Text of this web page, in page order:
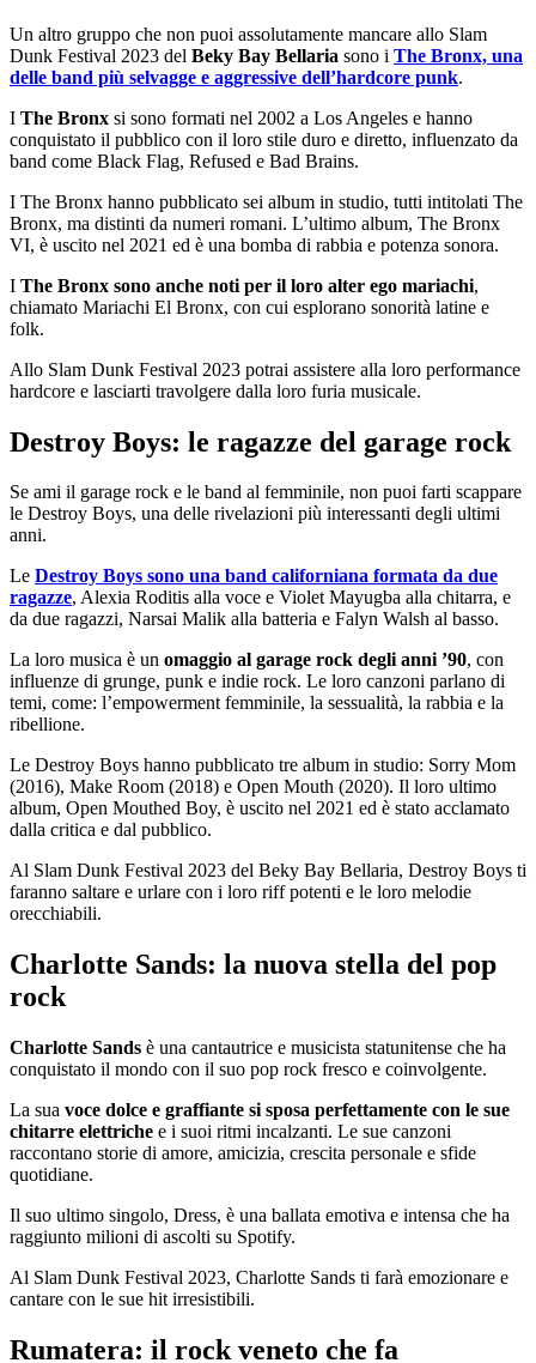
Un altro gruppo che non puoi assolutamente mancare allo Slam
Dunk Festival 2023 del Beky Bay Bellaria sono i The Bronx, una
delle band più selvagge e aggressive dell’hardcore punk.
I The Bronx si sono formati nel 2002 a Los Angeles e hanno
conquistato il pubblico con il loro stile duro e diretto, influenzato da
band come Black Flag, Refused e Bad Brains.
I The Bronx hanno pubblicato sei album in studio, tutti intitolati The
Bronx, ma distinti da numeri romani. L’ultimo album, The Bronx
VI, è uscito nel 2021 ed è una bomba di rabbia e potenza sonora.
I The Bronx sono anche noti per il loro alter ego mariachi,
chiamato Mariachi El Bronx, con cui esplorano sonorità latine e
folk.
Allo Slam Dunk Festival 2023 potrai assistere alla loro performance
hardcore e lasciarti travolgere dalla loro furia musicale.
Destroy Boys: le ragazze del garage rock
Se ami il garage rock e le band al femminile, non puoi farti scappare
le Destroy Boys, una delle rivelazioni più interessanti degli ultimi
anni.
Le Destroy Boys sono una band californiana formata da due
ragazze, Alexia Roditis alla voce e Violet Mayugba alla chitarra, e
da due ragazzi, Narsai Malik alla batteria e Falyn Walsh al basso.
La loro musica è un omaggio al garage rock degli anni ’90, con
influenze di grunge, punk e indie rock. Le loro canzoni parlano di
temi, come: l’empowerment femminile, la sessualità, la rabbia e la
ribellione.
Le Destroy Boys hanno pubblicato tre album in studio: Sorry Mom
(2016), Make Room (2018) e Open Mouth (2020). Il loro ultimo
album, Open Mouthed Boy, è uscito nel 2021 ed è stato acclamato
dalla critica e dal pubblico.
Al Slam Dunk Festival 2023 del Beky Bay Bellaria, Destroy Boys ti
faranno saltare e urlare con i loro riff potenti e le loro melodie
orecchiabili.
Charlotte Sands: la nuova stella del pop
rock
Charlotte Sands è una cantautrice e musicista statunitense che ha
conquistato il mondo con il suo pop rock fresco e coinvolgente.
La sua voce dolce e graffiante si sposa perfettamente con le sue
chitarre elettriche e i suoi ritmi incalzanti. Le sue canzoni
raccontano storie di amore, amicizia, crescita personale e sfide
quotidiane.
Il suo ultimo singolo, Dress, è una ballata emotiva e intensa che ha
raggiunto milioni di ascolti su Spotify.
Al Slam Dunk Festival 2023, Charlotte Sands ti farà emozionare e
cantare con le sue hit irresistibili.
Rumatera: il rock veneto che fa